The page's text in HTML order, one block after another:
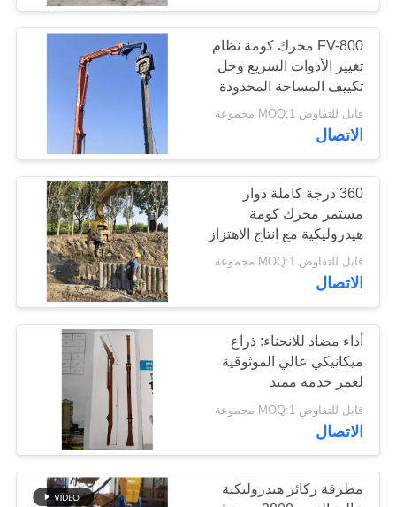
خريطة
الموقع
PRIVACY
POLICY
FV-800 محرك كومة نظام
تغيير الأدوات السريع وحل
تكييف المساحة المحدودة
لتجميع أوراق الصلب على
نطاق واسع
قابل للتفاوض MOQ:1 مجموعة
الاتصال
360 درجة كاملة دوار
مستمر محرك كومة
هيدروليكية مع انتاج الاهتزاز
عالية التردد وتصميم تكلفة
صيانة منخفضة
قابل للتفاوض MOQ:1 مجموعة
الاتصال
أداء مضاد للانحناء: ذراع
ميكانيكي عالي الموثوقية
لعمر خدمة ممتد
قابل للتفاوض MOQ:1 مجموعة
الاتصال
مطرقة ركائز هيدروليكية